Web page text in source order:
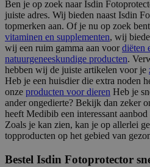
Ben je op zoek naar Isdin
juiste adres. Wij bieden naast Isdin
topmerken aan. Of je nu op zoek
vitaminen en supplementen, wij
wij een ruim gamma aan voordiëten
natuurgeneeskundige producten.
hebben wij de juiste artikelen voor je
Heb je een huisdier die extra noden
onze producten voor dieren Heb je
ander ongedierte? Bekijk dan zeker
heeft Medibib een interessant
Zoals je kan zien, kan je op allerlei
topproducten op het gebied van
Bestel Isdin Fotoprotector